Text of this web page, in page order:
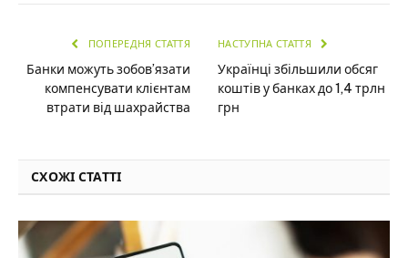
ПОПЕРЕДНЯ СТАТТЯ
Банки можуть зобов’язати
компенсувати клієнтам
втрати від шахрайства
НАСТУПНА СТАТТЯ
Українці збільшили обсяг
коштів у банках до 1,4 трлн
грн
СХОЖІ СТАТТІ